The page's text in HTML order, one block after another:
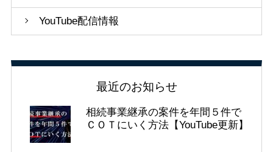
YouTube配信情報
最近のお知らせ
相続事業継承の案件を年間５件で
ＣＯＴにいく方法【YouTube更新】